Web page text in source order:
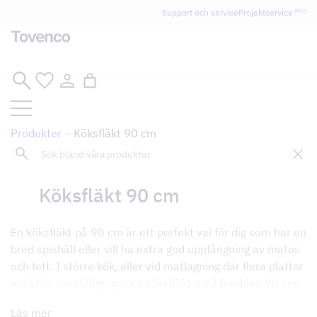
Glad Sommar! Tovencos bostadssektion håller
semesterstängt under vecka 29–31. Storköksverksamheten
Hoppa
innehåll
Support och serviceProjektservice PRO
Sök
Produkter – Köksfläkt 90 cm
Köksfläkt 90 cm
En köksfläkt på 90 cm är ett perfekt val för dig som har en
bred spishäll eller vill ha extra god uppfångning av matos
och fett. I större kök, eller vid matlagning där flera plattor
Läs mer